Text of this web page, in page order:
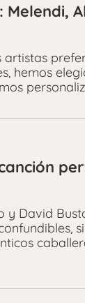
hemos
David